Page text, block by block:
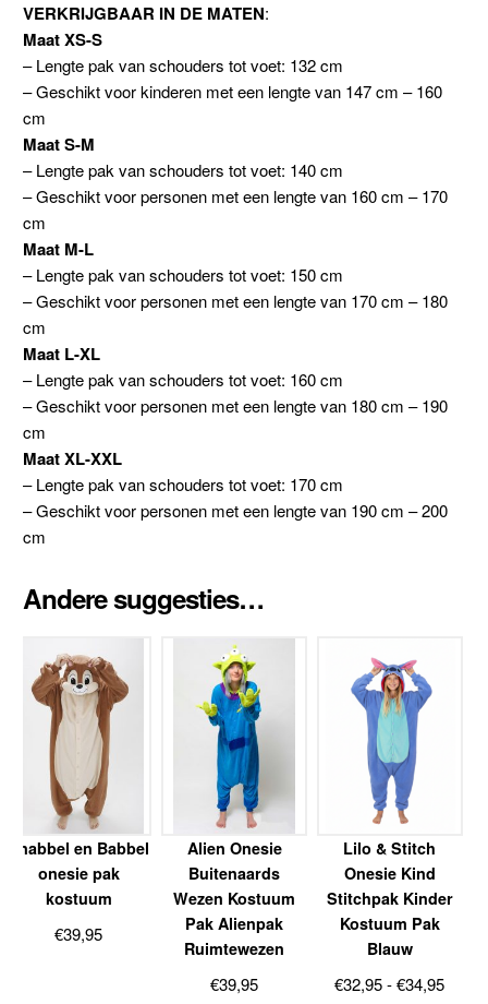
VERKRIJGBAAR IN DE MATEN:
Maat XS-S
– Lengte pak van schouders tot voet: 132 cm
– Geschikt voor kinderen met een lengte van 147 cm – 160
cm
Maat S-M
– Lengte pak van schouders tot voet: 140 cm
– Geschikt voor personen met een lengte van 160 cm – 170
cm
Maat M-L
– Lengte pak van schouders tot voet: 150 cm
– Geschikt voor personen met een lengte van 170 cm – 180
cm
Maat L-XL
– Lengte pak van schouders tot voet: 160 cm
– Geschikt voor personen met een lengte van 180 cm – 190
cm
Maat XL-XXL
– Lengte pak van schouders tot voet: 170 cm
– Geschikt voor personen met een lengte van 190 cm – 200
cm
Andere suggesties…
Knabbel en Babbel
onesie pak
kostuum
€39,95
Alien Onesie
Buitenaards
Wezen Kostuum
Pak Alienpak
Ruimtewezen
€39,95
Lilo & Stitch
Onesie Kind
Stitchpak Kinder
Kostuum Pak
Blauw
€32,95 - €34,95